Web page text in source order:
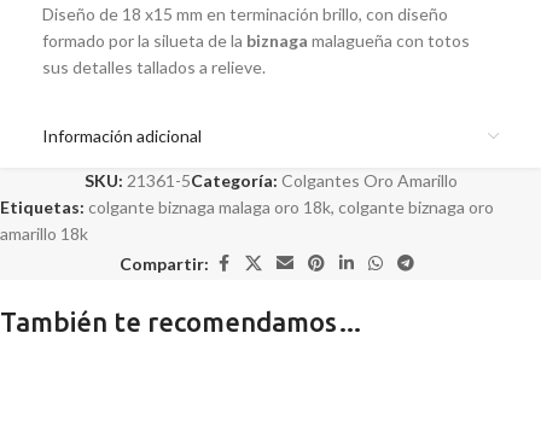
Diseño de 18 x15 mm en terminación brillo, con diseño
formado por la silueta de la biznaga malagueña con totos
sus detalles tallados a relieve.
Información adicional
SKU: 21361-5Categoría: Colgantes Oro Amarillo
Etiquetas: colgante biznaga malaga oro 18k, colgante biznaga oro
amarillo 18k
Compartir:
También te recomendamos…